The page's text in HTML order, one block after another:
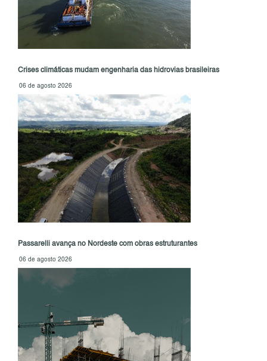
Crises climáticas mudam engenharia das hidrovias brasileiras
06 de agosto 2026
Passarelli avança no Nordeste com obras estruturantes
06 de agosto 2026